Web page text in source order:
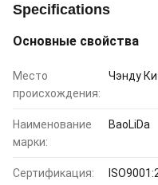
Specifications
Основные свойства
Место
происхождения:
Чэнду
Наименование
марки:
BaoLiDa
Сертификация: